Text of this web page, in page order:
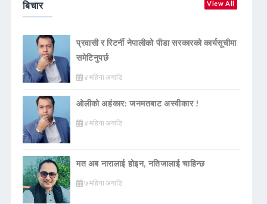
बिचार View All
प्रवासी र रिटर्नी नेपालीको पीडा सरकारको कार्यसूचीमा
समेटिनुपर्छ
४ महिना अगाडि
ओलीको अहंकार: जनमतबाट अस्वीकार !
४ महिना अगाडि
मत अब नारालाई होइन, नतिजालाई चाहिन्छ
७ महिना अगाडि